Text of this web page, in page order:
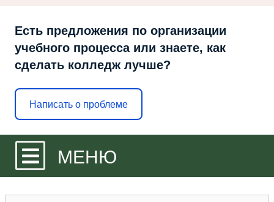
Есть предложения по организации
учебного процесса или знаете, как
сделать колледж лучше?
Написать о проблеме
МЕНЮ